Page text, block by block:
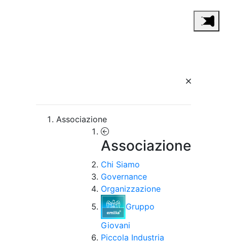
Associazione
Associazione
Chi Siamo
Governance
Organizzazione
Gruppo
Giovani
Piccola Industria